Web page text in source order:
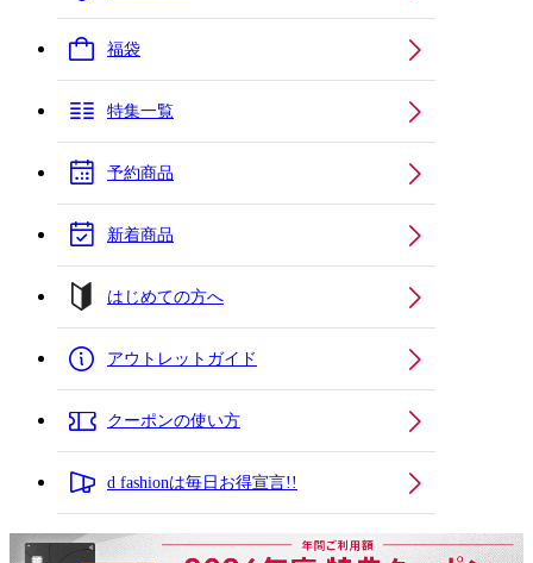
福袋
特集一覧
予約商品
新着商品
はじめての方へ
アウトレットガイド
クーポンの使い方
d fashionは毎日お得宣言!!